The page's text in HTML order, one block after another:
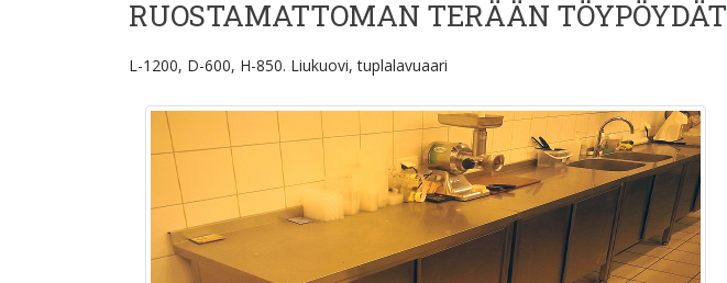
RUOSTAMATTOMAN TERÄÄN TÖYPÖYDÄT
L-1200, D-600, H-850. Liukuovi, tuplalavuaari